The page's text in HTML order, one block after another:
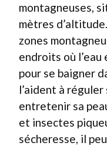
montagneuses,
mètres
zones
endroits où
pour se baigner
l’aident à
entretenir sa
et insectes
sécheresse, il